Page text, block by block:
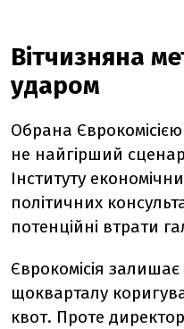
Вітчизняна
ударом
Обрана
не найгірший
Інституту
політичних
потенційні втрати
Єврокомісія
щокварталу
квот. Проте